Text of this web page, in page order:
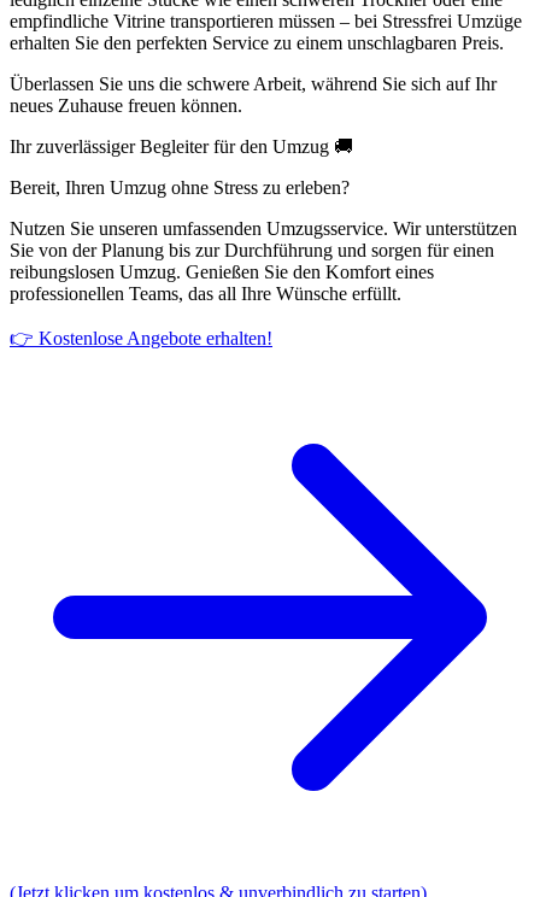
empfindliche Vitrine transportieren müssen – bei Stressfrei Umzüge
erhalten Sie den perfekten Service zu einem unschlagbaren Preis.
Überlassen Sie uns die schwere Arbeit, während Sie sich auf Ihr
neues Zuhause freuen können.
Ihr zuverlässiger Begleiter für den Umzug 🚚
Bereit, Ihren Umzug ohne Stress zu erleben?
Nutzen Sie unseren umfassenden Umzugsservice. Wir unterstützen
Sie von der Planung bis zur Durchführung und sorgen für einen
reibungslosen Umzug. Genießen Sie den Komfort eines
professionellen Teams, das all Ihre Wünsche erfüllt.
👉 Kostenlose Angebote erhalten!